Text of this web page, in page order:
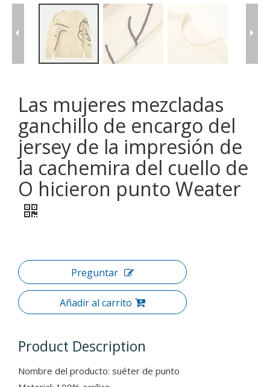
Las mujeres mezcladas
ganchillo de encargo del
jersey de la impresión de
la cachemira del cuello de
O hicieron punto Weater
Preguntar
Añadir al carrito
Product Description
Nombre del producto: suéter de punto